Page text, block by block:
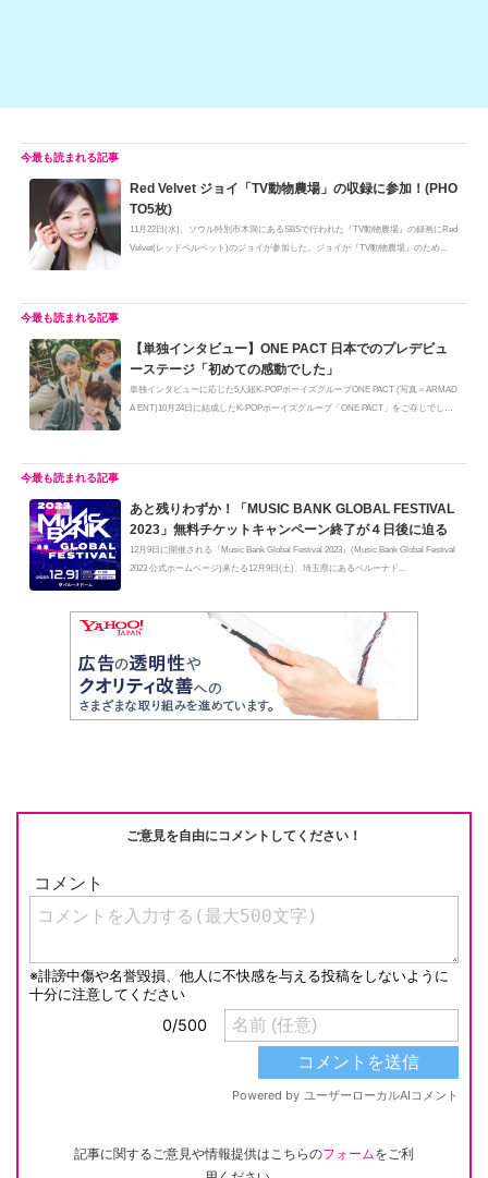
Red Velvet ジョイ「TV動物農場」の収録に参加！(PHO
TO5枚)
11月22日(水)、ソウル特別市木洞にあるSBSで行われた『TV動物農場』の録画にRed
Velvet(レッドベルベット)のジョイが参加した。ジョイが『TV動物農場』のため...
【単独インタビュー】ONE PACT 日本でのプレデビュ
ーステージ「初めての感動でした」
単独インタビューに応じた5人組K-POPボーイズグループONE PACT (写真＝ARMAD
A ENT)10月24日に結成したK-POPボーイズグループ「ONE PACT」をご存じでしょ
あと残りわずか！「MUSIC BANK GLOBAL FESTIVAL
2023」無料チケットキャンペーン終了が４日後に迫る
12月9日に開催される『Music Bank Global Festival 2023』(Music Bank Global Festival
2023 公式ホームページ)来たる12月9日(土)、埼玉県にあるベルーナド...
ご意見を自由にコメントしてください！
記事に関するご意見や情報提供はこちらのフォームをご利